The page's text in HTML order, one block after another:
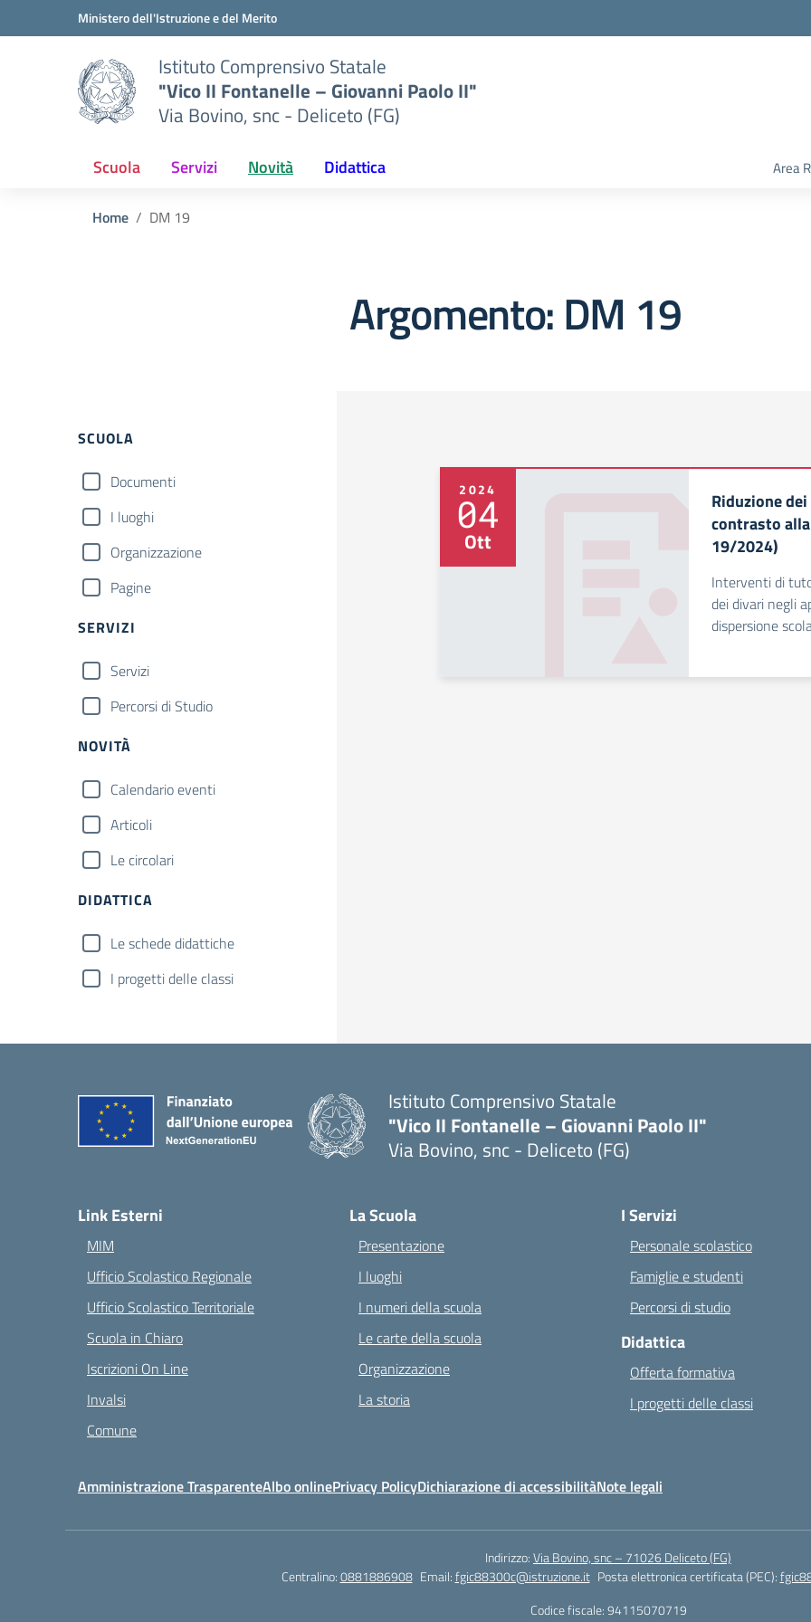
Vai ai contenuti
Vai al menu di navigazioneMinistero dell'Istruzione e del Merito
Istituto Comprensivo Statale
"Vico II Fontanelle – Giovanni Paolo II"
Via Bovino, snc - Deliceto (FG)
Scuola Servizi Novità Didattica Area
Home DM 19
Argomento: DM 19
Filtri
SCUOLA
Documenti
I luoghi
Organizzazione
Pagine
SERVIZI
Servizi
Percorsi di Studio
NOVITÀ
Calendario eventi
Articoli
Le circolari
DIDATTICA
Le schede didattiche
I progetti delle classi
2024
04
Ott
Riduzione
contrasto
19/2024)
Interventi di
dei divari negli
dispersione
Istituto Comprensivo Statale
"Vico II Fontanelle – Giovanni Paolo II"
Via Bovino, snc - Deliceto (FG)
Link Esterni
MIM
Ufficio Scolastico Regionale
Ufficio Scolastico Territoriale
Scuola in Chiaro
Iscrizioni On Line
Invalsi
Comune
La Scuola
Presentazione
I luoghi
I numeri della scuola
Le carte della scuola
Organizzazione
La storia
I Servizi
Personale scolastico
Famiglie e studenti
Percorsi di studio
Didattica
Offerta formativa
I progetti delle classi
Amministrazione TrasparenteAlbo onlinePrivacy PolicyDichiarazione di accessibilitàNote legali
Indirizzo:Via Bovino, snc – 71026 Deliceto (FG)
Centralino:0881886908 Email:fgic88300c@istruzione.it Posta elettronica certificata (PEC):
Codice fiscale: 94115070719